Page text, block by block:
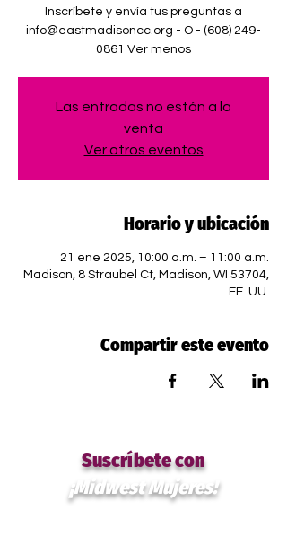
Inscríbete y envía tus preguntas a
info@eastmadisoncc.org - O - (608) 249-
0861 Ver menos
Las entradas no están a la
venta
Ver otros eventos
Horario y ubicación
21 ene 2025, 10:00 a.m. – 11:00 a.m.
Madison, 8 Straubel Ct, Madison, WI 53704,
EE. UU.
Compartir este evento
Suscríbete con
¡Midwest Mujeres!